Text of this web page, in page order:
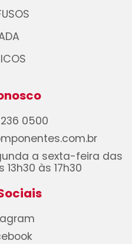
0500
a sexta-feira das
13h30 às 17h30